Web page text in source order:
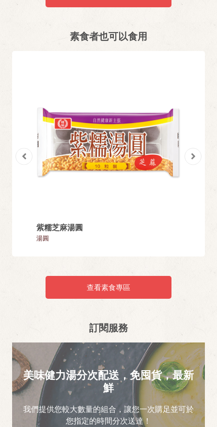
素食者也可以食用
紫糯芝麻湯圓
湯圓
查看素食專區
訂閱服務
美味健力湯分次配送，免囤貨，最新
鮮
我們提供您較大數量的組合，讓您一次購足並可於
您指定的時間分次送達！